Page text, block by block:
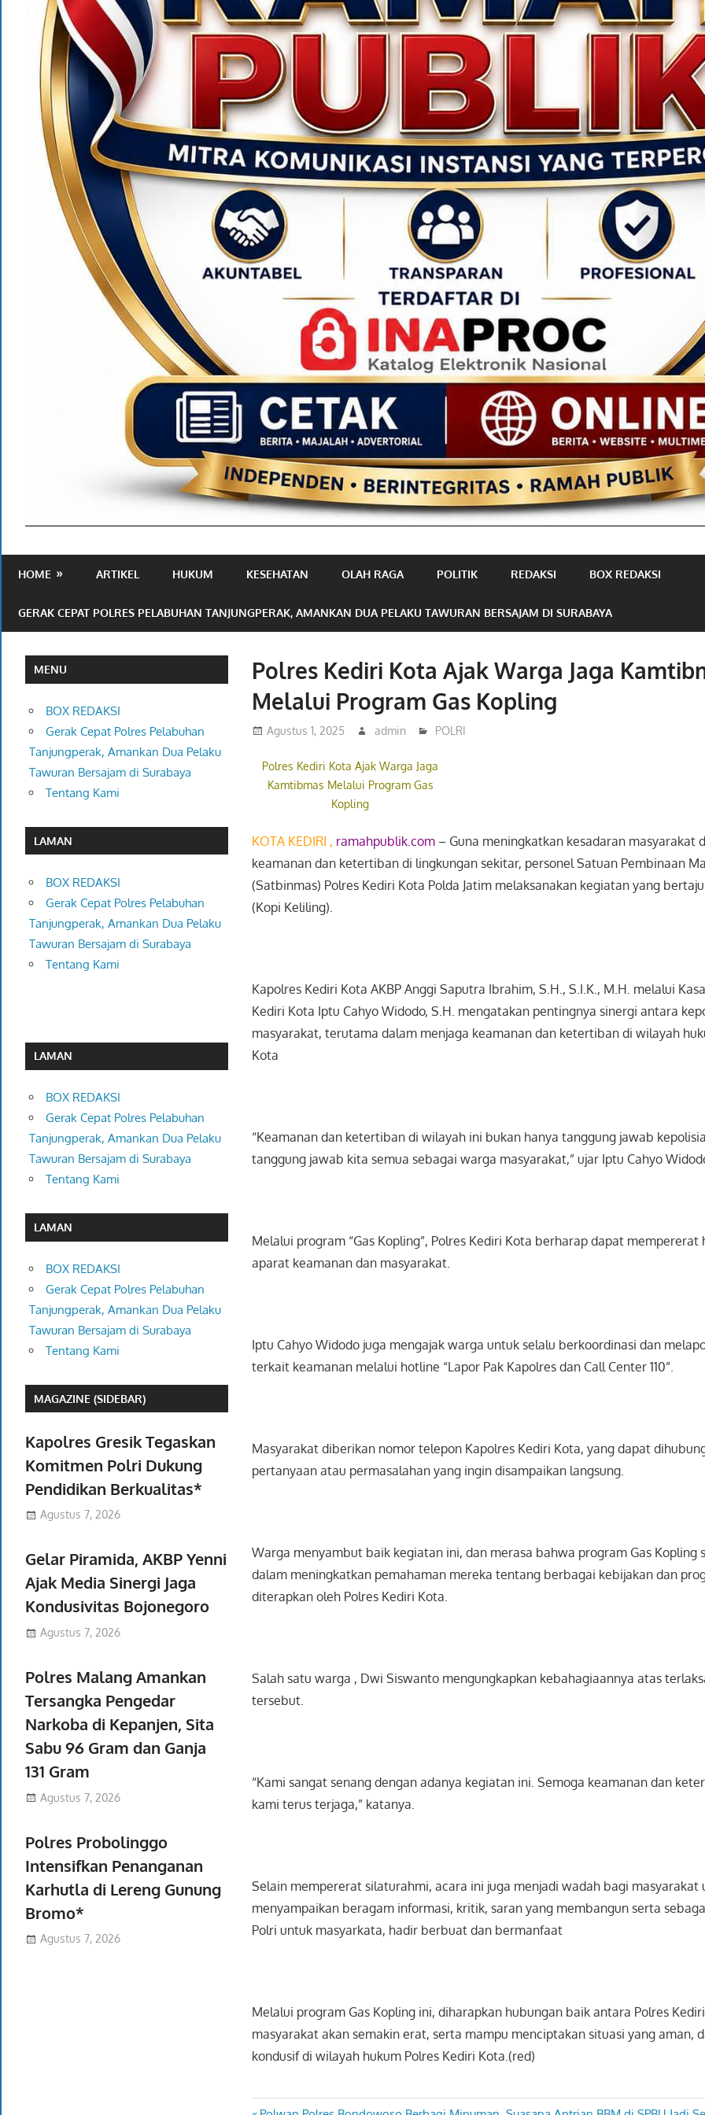
Publik
HOME ARTIKEL HUKUM KESEHATAN OLAH RAGA POLITIK REDAKSI BOX REDAKSI
GERAK CEPAT POLRES PELABUHAN TANJUNGPERAK, AMANKAN DUA PELAKU TAWURAN BERSAJAM DI SURABAYA
Polres Kediri Kota Ajak Warga Jaga
Melalui Program Gas Kopling
Agustus 1, 2025 admin POLRI
Polres Kediri Kota Ajak Warga Jaga
Kamtibmas Melalui Program Gas
Kopling
KOTA KEDIRI , ramahpublik.com – Guna meningkatkan kesadaran masyarakat
keamanan dan ketertiban di lingkungan sekitar, personel Satuan Pembinaan
(Satbinmas) Polres Kediri Kota Polda Jatim melaksanakan kegiatan yang
(Kopi Keliling).
Kapolres Kediri Kota AKBP Anggi Saputra Ibrahim, S.H., S.I.K., M.H. melalui
Kediri Kota Iptu Cahyo Widodo, S.H. mengatakan pentingnya sinergi antara
masyarakat, terutama dalam menjaga keamanan dan ketertiban di wilayah
Kota
“Keamanan dan ketertiban di wilayah ini bukan hanya tanggung jawab
tanggung jawab kita semua sebagai warga masyarakat,” ujar Iptu Cahyo
Melalui program “Gas Kopling”, Polres Kediri Kota berharap dapat
aparat keamanan dan masyarakat.
Iptu Cahyo Widodo juga mengajak warga untuk selalu berkoordinasi dan
terkait keamanan melalui hotline “Lapor Pak Kapolres dan Call Center 110”.
Masyarakat diberikan nomor telepon Kapolres Kediri Kota, yang dapat
pertanyaan atau permasalahan yang ingin disampaikan langsung.
Warga menyambut baik kegiatan ini, dan merasa bahwa program Gas Kopling
dalam meningkatkan pemahaman mereka tentang berbagai kebijakan dan
diterapkan oleh Polres Kediri Kota.
Salah satu warga , Dwi Siswanto mengungkapkan kebahagiaannya atas
tersebut.
“Kami sangat senang dengan adanya kegiatan ini. Semoga keamanan dan
kami terus terjaga,” katanya.
Selain mempererat silaturahmi, acara ini juga menjadi wadah bagi masyarakat
menyampaikan beragam informasi, kritik, saran yang membangun serta
Polri untuk masyarkata, hadir berbuat dan bermanfaat
Melalui program Gas Kopling ini, diharapkan hubungan baik antara Polres
masyarakat akan semakin erat, serta mampu menciptakan situasi yang aman,
kondusif di wilayah hukum Polres Kediri Kota.(red)
MENU
BOX REDAKSI
Gerak Cepat Polres Pelabuhan
Tanjungperak, Amankan Dua Pelaku
Tawuran Bersajam di Surabaya
Tentang Kami
LAMAN
BOX REDAKSI
Gerak Cepat Polres Pelabuhan
Tanjungperak, Amankan Dua Pelaku
Tawuran Bersajam di Surabaya
Tentang Kami
LAMAN
BOX REDAKSI
Gerak Cepat Polres Pelabuhan
Tanjungperak, Amankan Dua Pelaku
Tawuran Bersajam di Surabaya
Tentang Kami
LAMAN
BOX REDAKSI
Gerak Cepat Polres Pelabuhan
Tanjungperak, Amankan Dua Pelaku
Tawuran Bersajam di Surabaya
Tentang Kami
MAGAZINE (SIDEBAR)
Kapolres Gresik Tegaskan
Komitmen Polri Dukung
Pendidikan Berkualitas*
Agustus 7, 2026
Gelar Piramida, AKBP Yenni
Ajak Media Sinergi Jaga
Kondusivitas Bojonegoro
Agustus 7, 2026
Polres Malang Amankan
Tersangka Pengedar
Narkoba di Kepanjen, Sita
Sabu 96 Gram dan Ganja
131 Gram
Agustus 7, 2026
Polres Probolinggo
Intensifkan Penanganan
Karhutla di Lereng Gunung
Bromo*
Agustus 7, 2026